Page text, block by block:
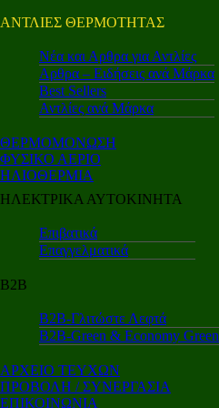
ΑΝΤΛΙΕΣ ΘΕΡΜΟΤΗΤΑΣ
Nέα και Αρθρα για Αντλίες
Αρθρα – Ειδήσεις ανά Μάρκα
Best Sellers
Αντλίες ανά Μάρκα
ΘΕΡΜΟΜΟΝΩΣΗ
ΦΥΣΙΚΟ ΑΕΡΙΟ
ΗΛΙΟΘΕΡΜΙΑ
ΗΛΕΚΤΡΙΚΑ ΑΥΤΟΚΙΝΗΤΑ
Επιβατικά
Επαγγελματικά
Β2Β
Β2Β-Γλιτώστε Λεφτά
Β2Β-Green & Economy Green
ΑΡΧΕΙΟ ΤΕΥΧΩΝ
ΠΡΟΒΟΛΗ / ΣΥΝΕΡΓΑΣΙΑ
ΕΠΙΚΟΙΝΩΝΙΑ